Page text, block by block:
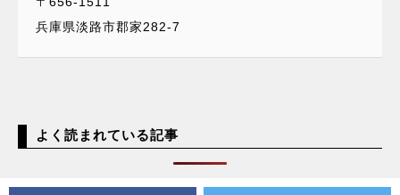
兵庫県淡路市郡家282-7
よく読まれている記事